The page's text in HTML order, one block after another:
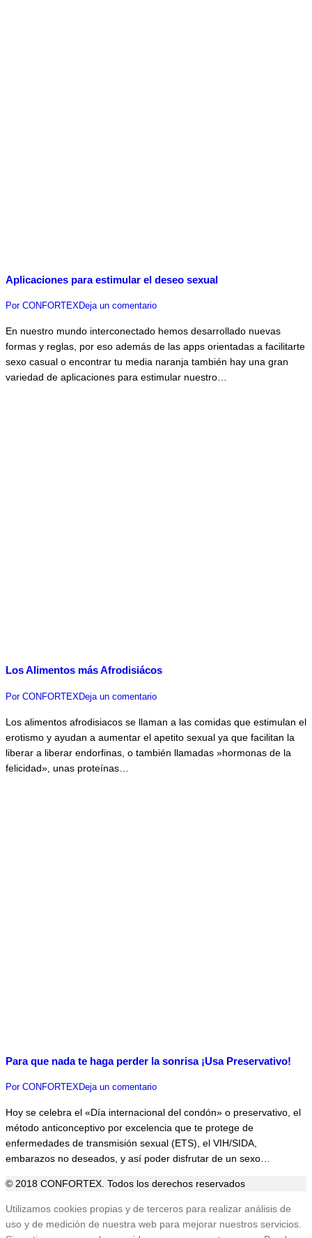
Aplicaciones para estimular el deseo sexual
Por CONFORTEXDeja un comentario
En nuestro mundo interconectado hemos desarrollado nuevas
formas y reglas, por eso además de las apps orientadas a facilitarte
sexo casual o encontrar tu media naranja también hay una gran
variedad de aplicaciones para estimular nuestro…
Los Alimentos más Afrodisiácos
Por CONFORTEXDeja un comentario
Los alimentos afrodisiacos se llaman a las comidas que estimulan el
erotismo y ayudan a aumentar el apetito sexual ya que facilitan la
liberar a liberar endorfinas, o también llamadas »hormonas de la
felicidad», unas proteínas…
Para que nada te haga perder la sonrisa ¡Usa Preservativo!
Por CONFORTEX Deja un comentario
Hoy se celebra el «Día internacional del condón» o preservativo, el
método anticonceptivo por excelencia que te protege de
enfermedades de transmisión sexual (ETS), el VIH/SIDA,
embarazos no deseados, y así poder disfrutar de un sexo…
© 2018 CONFORTEX. Todos los derechos reservados
Ir
a
Utilizamos cookies propias y de terceros para realizar análisis de
uso y de medición de nuestra web para mejorar nuestros servicios.